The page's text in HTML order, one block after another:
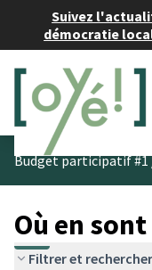
Suivez
démocratie
Budget participatif #1
Où en
Filtrer et rechercher